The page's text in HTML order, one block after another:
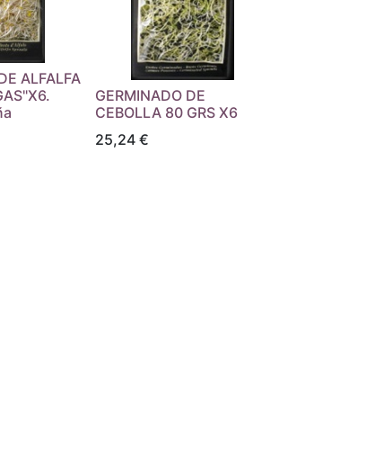
ALFALFA
GERMINADO DE
CEBOLLA 80 GRS X6
25,24 €